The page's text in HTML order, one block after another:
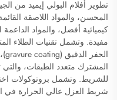
تطوير أفلام البولي إيميد من
المحسن، والمواد اللاصقة
كيميائية أفضل، والمواد
مفيدة. وتشمل تقنيات الطلاء
المشترك متعدد الطبقات، والتي
للشريط. وتشمل بروتوكولات
شريط العزل عالي الحرارة في